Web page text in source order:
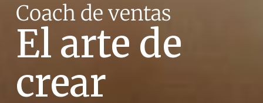
Coach de ventas
El arte de
crear